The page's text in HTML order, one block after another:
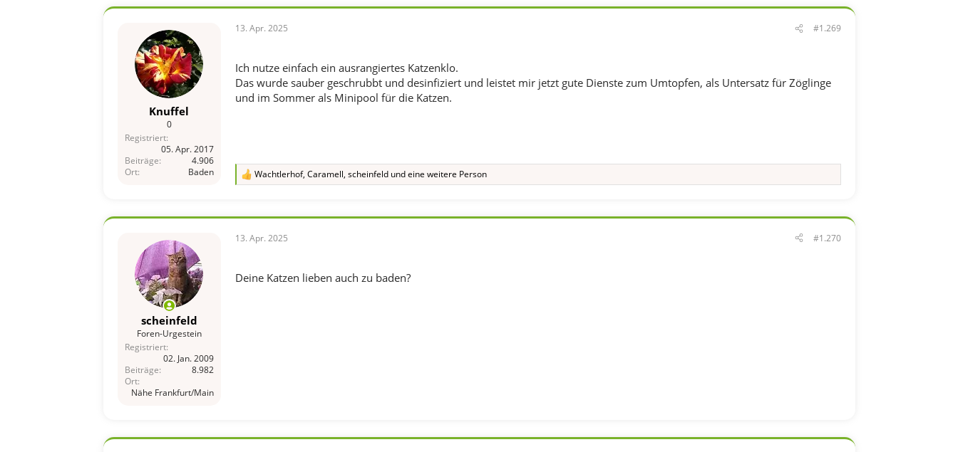
i
n
:
Knuffel
0
Registriert
05. Apr. 2017
Beiträge
4.906
Ort
Baden
13. Apr. 2025 #1.269
Ich nutze einfach ein ausrangiertes Katzenklo.
Das wurde sauber geschrubbt und desinfiziert und leistet mir jetzt gute Dienste zum Umtopfen, als Untersatz für Zöglinge
und im Sommer als Minipool für die Katzen.
R
i
n
Wachtlerhof, Caramell, scheinfeldund eine weitere Person
scheinfeld
Foren-Urgestein
Registriert
02. Jan. 2009
Beiträge
8.982
Ort
Nähe Frankfurt/Main
13. Apr. 2025 #1.270
Deine Katzen lieben auch zu baden?